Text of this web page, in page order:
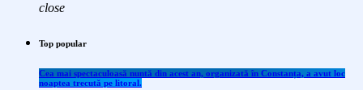
close
Top popular
Cea mai spectaculoasă nuntă din acest an, organizată în Constanța, a avut loc
noaptea trecută pe litoral.